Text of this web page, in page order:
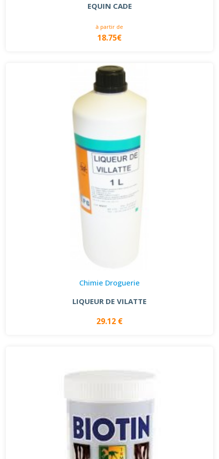
EQUIN CADE
à partir de
18.75€
Chimie Droguerie
LIQUEUR DE VILATTE
29.12 €